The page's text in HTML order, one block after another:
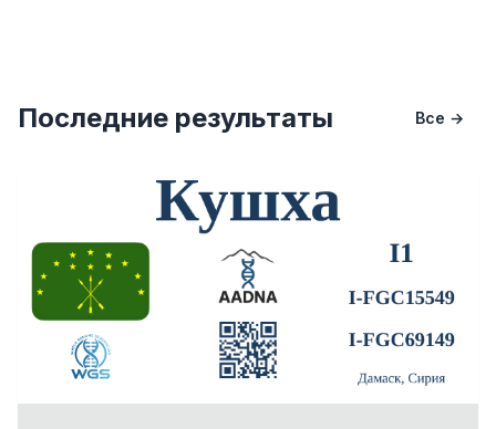
Последние результаты Все →